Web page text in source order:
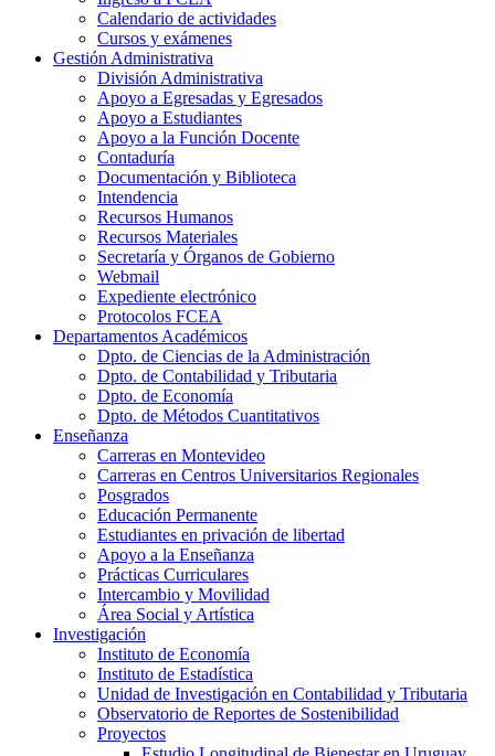
Calendario de actividades
Cursos y exámenes
Gestión Administrativa
División Administrativa
Apoyo a Egresadas y Egresados
Apoyo a Estudiantes
Apoyo a la Función Docente
Contaduría
Documentación y Biblioteca
Intendencia
Recursos Humanos
Recursos Materiales
Secretaría y Órganos de Gobierno
Webmail
Expediente electrónico
Protocolos FCEA
Departamentos Académicos
Dpto. de Ciencias de la Administración
Dpto. de Contabilidad y Tributaria
Dpto. de Economía
Dpto. de Métodos Cuantitativos
Enseñanza
Carreras en Montevideo
Carreras en Centros Universitarios Regionales
Posgrados
Educación Permanente
Estudiantes en privación de libertad
Apoyo a la Enseñanza
Prácticas Curriculares
Intercambio y Movilidad
Área Social y Artística
Investigación
Instituto de Economía
Instituto de Estadística
Unidad de Investigación en Contabilidad y Tributaria
Observatorio de Reportes de Sostenibilidad
Proyectos